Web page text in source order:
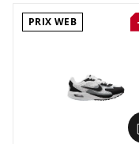
Chaussures Homme
PRIX WEB